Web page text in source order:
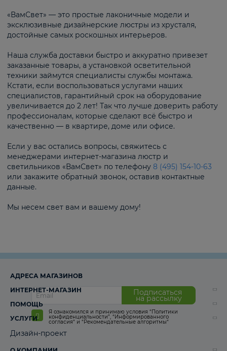
«ВамСвет» — это простые лаконичные модели и
эксклюзивные дизайнерские люстры из хрусталя,
достойные самых роскошных интерьеров.
Наша служба доставки быстро и аккуратно привезет
заказанные товары, а установкой осветительной
техники займутся специалисты службы монтажа.
Кстати, если воспользоваться услугами наших
специалистов, гарантийный срок на оборудование
увеличивается до 2 лет! Так что лучше доверить работу
профессионалам, которые сделают всё быстро и
качественно — в квартире, доме или офисе.
Если у вас остались вопросы, свяжитесь с
менеджерами интернет-магазина люстр и
светильников «ВамСвет» по телефону 8 (495) 154-10-63
или закажите обратный звонок, оставив контактные
данные.
Мы несем свет вам и вашему дому!
Подписаться
на рассылку
Я ознакомился и принимаю условия “Политики
конфиденциальности”, “Информированного
согласия“ и “Рекомендательные алгоритмы“
АДРЕСА МАГАЗИНОВ
ИНТЕРНЕТ-МАГАЗИН
ПОМОЩЬ
УСЛУГИ
Дизайн-проект